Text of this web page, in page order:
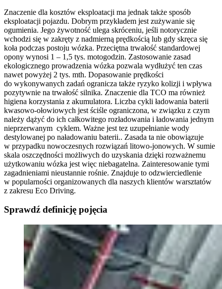
Znaczenie dla kosztów eksploatacji ma jednak także sposób
eksploatacji pojazdu. Dobrym przykładem jest zużywanie się
ogumienia. Jego żywotność ulega skróceniu, jeśli notorycznie
wchodzi się w zakręty z nadmierną prędkością lub gdy skręca się
koła podczas postoju wózka. Przeciętna trwałość standardowej
opony wynosi 1 – 1,5 tys. motogodzin. Zastosowanie zasad
ekologicznego prowadzenia wózka pozwala wydłużyć ten czas
nawet powyżej 2 tys. mth. Dopasowanie prędkości
do wykonywanych zadań ogranicza także ryzyko kolizji i wpływa
pozytywnie na trwałość silnika. Znaczenie dla TCO ma również
higiena korzystania z akumulatora. Liczba cykli ładowania baterii
kwasowo-ołowiowych jest ściśle ograniczona, w związku z czym
należy dążyć do ich całkowitego rozładowania i ładowania jednym
nieprzerwanym cyklem. Ważne jest tez uzupełnianie wody
destylowanej po naładowaniu baterii.. Zasada ta nie obowiązuje
w przypadku nowoczesnych rozwiązań litowo-jonowych. W sumie
skala oszczędności możliwych do uzyskania dzięki rozważnemu
użytkowaniu wózka jest więc niebagatelna. Zainteresowanie tymi
zagadnieniami nieustannie rośnie. Znajduje to odzwierciedlenie
w popularności organizowanych dla naszych klientów warsztatów
z zakresu Eco Driving.
Sprawdź definicję pojęcia